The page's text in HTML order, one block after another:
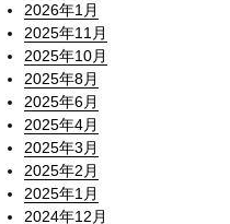
2026年1月
2025年11月
2025年10月
2025年8月
2025年6月
2025年4月
2025年3月
2025年2月
2025年1月
2024年12月